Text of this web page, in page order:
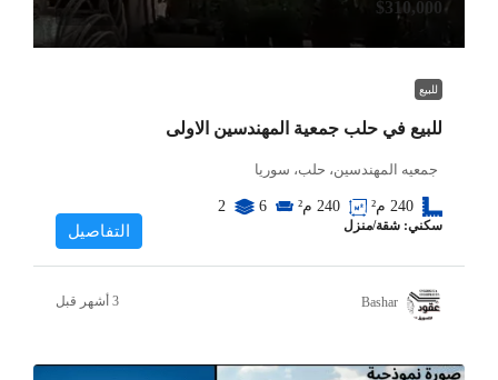
$310,000
للبيع
للبيع في حلب جمعية المهندسين الاولى
جمعيه المهندسين، حلب، سوريا
240 م² 240 م² 6
2
سكني: شقة/منزل التفاصيل
Bashar